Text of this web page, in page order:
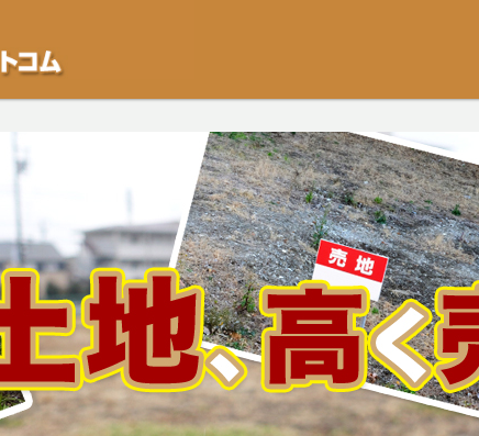
開発等の「業者」が物件を買います。一般的に「売却」は時間はかかるが
中の方はお気軽にご相談ください。空き地・土地、相続不動産など、不